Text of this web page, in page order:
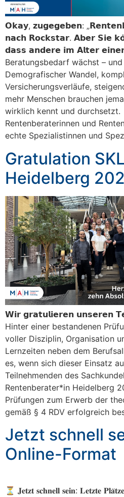
𝗢𝗸𝗮𝘆, 𝘇𝘂𝗴𝗲𝗴𝗲𝗯𝗲𝗻:
𝗻𝗮𝗰𝗵 𝗥𝗼𝗰𝗸𝘀𝘁𝗮𝗿. 𝗔𝗯𝗲𝗿 𝗦𝗶𝗲
𝗱𝗮𝘀𝘀 𝗮𝗻𝗱𝗲𝗿𝗲 𝗶𝗺 𝗔𝗹𝘁𝗲𝗿
Beratungsbedarf wächst –
Demografischer Wandel,
Versicherungsverläufe,
mehr Menschen brauchen
wirklich kennt und
Rentenberaterinnen und
echte Spezialistinnen und
Gratulation
Heidelberg
𝗪𝗶𝗿 𝗴𝗿𝗮𝘁𝘂𝗹𝗶𝗲𝗿𝗲𝗻 𝘂𝗻𝘀𝗲𝗿𝗲𝗻
Hinter einer bestandenen
voller Disziplin, Organisation
Lernzeiten neben dem
es, wenn sich dieser Einsatz
Teilnehmenden des
Rentenberater*in Heidelberg
Prüfungen zum Erwerb der
gemäß § 4 RDV erfolgreich
Jetzt schnell
Online-Format
⏳ 𝐉𝐞𝐭𝐳𝐭 𝐬𝐜𝐡𝐧𝐞𝐥𝐥 𝐬𝐞𝐢𝐧: 𝐋𝐞𝐭𝐳𝐭𝐞